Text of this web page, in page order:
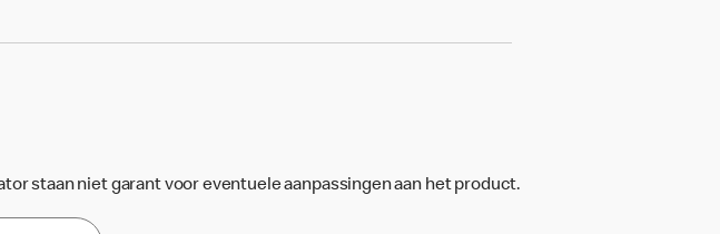
staan niet garant voor eventuele aanpassingen aan het product.